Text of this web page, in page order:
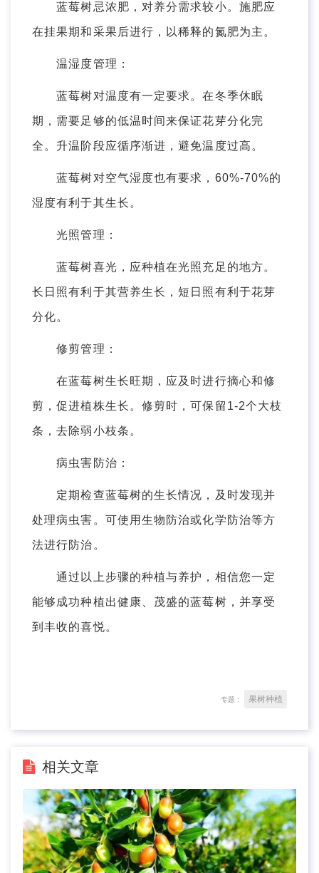
蓝莓树忌浓肥，对养分需求较小。施肥应
在挂果期和采果后进行，以稀释的氮肥为主。
温湿度管理：
蓝莓树对温度有一定要求。在冬季休眠
期，需要足够的低温时间来保证花芽分化完
全。升温阶段应循序渐进，避免温度过高。
蓝莓树对空气湿度也有要求，60%-70%的
湿度有利于其生长。
光照管理：
蓝莓树喜光，应种植在光照充足的地方。
长日照有利于其营养生长，短日照有利于花芽
分化。
修剪管理：
在蓝莓树生长旺期，应及时进行摘心和修
剪，促进植株生长。修剪时，可保留1-2个大枝
条，去除弱小枝条。
病虫害防治：
定期检查蓝莓树的生长情况，及时发现并
处理病虫害。可使用生物防治或化学防治等方
法进行防治。
通过以上步骤的种植与养护，相信您一定
能够成功种植出健康、茂盛的蓝莓树，并享受
到丰收的喜悦。
专题： 果树种植
相关文章